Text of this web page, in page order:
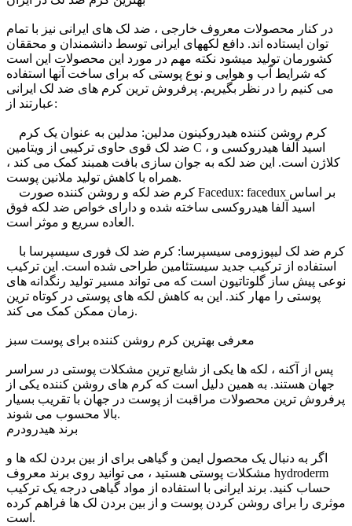
در کنار محصولات معروف خارجی ، ضد لک های ایرانی نیز با تمام
توان ایستاده اند. دافع لکههای ایرانی توسط دانشمندان و محققان
کشورمان تولید میشود نکته مهم در مورد این محصولات این است
که شرایط آب و هوایی و نوع پوستی که برای ساخت آنها استفاده
می کنیم را در نظر بگیریم. پرفروش ترین کرم های ضد لک ایرانی
عبارتند از:
ضد لک قوی حاوی ترکیبی از ویتامین C ، اسید آلفا هیدروکسی و
کلاژن است. این ضد لکه به جوان سازی بافت همبند کمک می کند ،
همراه با کاهش تولید ملانین پوست.
اسید آلفا هیدروکسی ساخته شده و دارای خواص ضد لکه فوق
العاده سریع و موثر است.
استفاده از ترکیب جدید سیستئامین طراحی شده است. این ترکیب
نوعی پیش ساز گلوتاتیون است که می تواند مسیر تولید رنگدانه های
پوستی را مهار کند. این به کاهش لکه های پوستی در کوتاه ترین
زمان ممکن کمک می کند.
معرفی بهترین کرم روشن کننده برای پوست سبز
پس از آکنه ، لکه ها یکی از شایع ترین مشکلات پوستی در سراسر
جهان هستند. به همین دلیل است که کرم های روشن کننده یکی از
پرفروش ترین محصولات مراقبت از پوست در جهان با تقریب بسیار
بالا محسوب می شوند.
برند هیدرودرم
اگر به دنبال یک محصول ایمن و گیاهی برای از بین بردن لکه ها و
مشکلات پوستی هستید ، می توانید روی برند معروف hydroderm
حساب کنید. برند ایرانی با استفاده از مواد گیاهی درجه یک ترکیب
موثری را برای روشن کردن پوست و از بین بردن لک ها فراهم کرده
است.